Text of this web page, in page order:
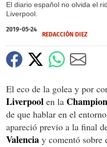
El diario español no olvida el
Liverpool.
2019-05-24
REDACCIÓN DIEZ
El eco de la golea y por
Liverpool en la
de que hablar en el
apareció previo a la final
Valencia y comentó sobre